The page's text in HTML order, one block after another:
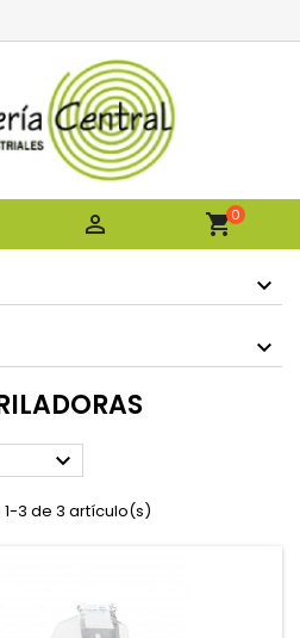
 shopping_cart0

3 de 3 artículo(s)